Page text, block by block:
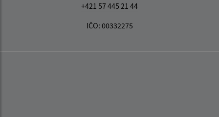
+421 57 445 21 44
IČO: 00332275